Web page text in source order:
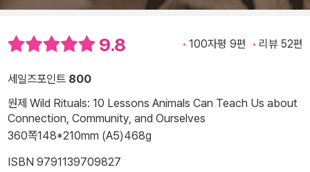
9.8 100자평 9편 리뷰 52편
세일즈포인트 800
원제 Wild Rituals: 10 Lessons Animals Can Teach Us about
Connection, Community, and Ourselves
360쪽148*210mm (A5)468g
ISBN 9791139709827